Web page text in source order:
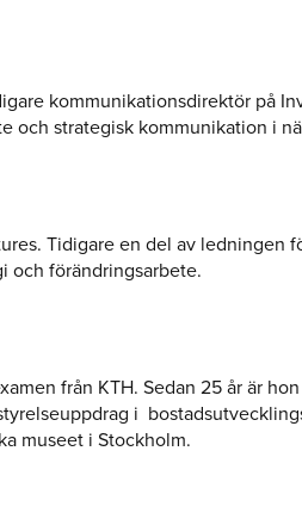
kommunikationsdirektör på
och strategisk kommunikation i
Tidigare en del av ledningen
och förändringsarbete.
från KTH. Sedan 25 år är
i
museet i Stockholm.